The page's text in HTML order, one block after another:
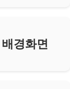
경화면